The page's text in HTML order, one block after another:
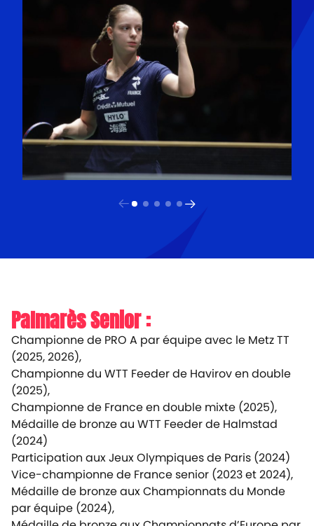
Palmarès Senior :
Championne de PRO A par équipe avec le Metz TT
(2025, 2026),
Championne du WTT Feeder de Havirov en double
(2025),
Championne de France en double mixte (2025),
Médaille de bronze au WTT Feeder de Halmstad
(2024)
Participation aux Jeux Olympiques de Paris (2024)
Vice-championne de France senior (2023 et 2024),
Médaille de bronze aux Championnats du Monde
par équipe (2024),